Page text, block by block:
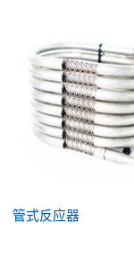
管式反应器